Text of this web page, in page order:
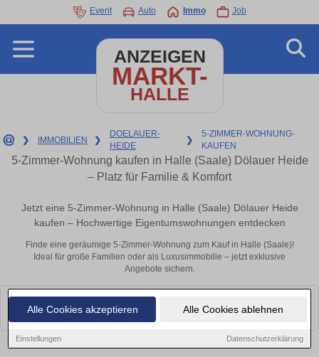
Alle Cookies akzeptieren Alle Cookies ablehnen
Einstellungen Datenschutzerklärung
Event Auto Immo Job
ANZEIGEN
MARKT-
HALLE
❯ IMMOBILIEN ❯
DOELAUER-
HEIDE
❯
5-ZIMMER-WOHNUNG-
KAUFEN
5-Zimmer-Wohnung kaufen in Halle (Saale) Dölauer Heide
– Platz für Familie & Komfort
Jetzt eine 5-Zimmer-Wohnung in Halle (Saale) Dölauer Heide
kaufen – Hochwertige Eigentumswohnungen entdecken
Finde eine geräumige 5-Zimmer-Wohnung zum Kauf in Halle (Saale)!
Ideal für große Familien oder als Luxusimmobilie – jetzt exklusive
Angebote sichern.
Leider konnten wir derzeit keine passenden Objekte finden. Schauen Sie
bald wieder vorbei!